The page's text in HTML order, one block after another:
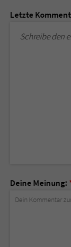
Letzte
Schreibe den
Deine Meinung: